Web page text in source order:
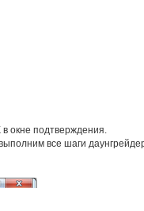
окне подтверждения.
все шаги